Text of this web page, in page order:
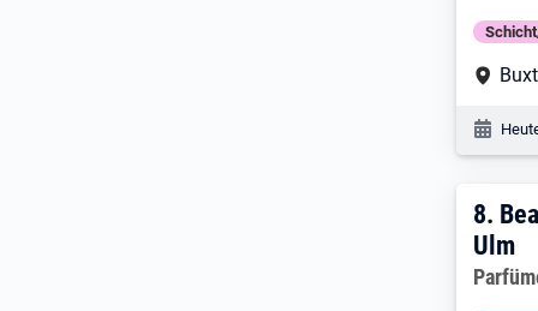
8.
8.
Ulm